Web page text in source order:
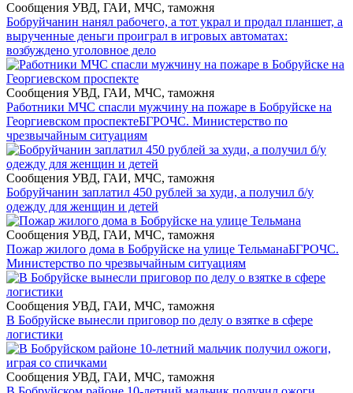
Сообщения УВД, ГАИ, МЧС, таможня
Бобруйчанин нанял рабочего, а тот украл и продал планшет, а
вырученные деньги проиграл в игровых автоматах:
возбуждено уголовное дело
Сообщения УВД, ГАИ, МЧС, таможня
Работники МЧС спасли мужчину на пожаре в Бобруйске на
Георгиевском проспектеБГРОЧС. Министерство по
чрезвычайным ситуациям
Сообщения УВД, ГАИ, МЧС, таможня
Бобруйчанин заплатил 450 рублей за худи, а получил б/у
одежду для женщин и детей
Сообщения УВД, ГАИ, МЧС, таможня
Пожар жилого дома в Бобруйске на улице ТельманаБГРОЧС.
Министерство по чрезвычайным ситуациям
Сообщения УВД, ГАИ, МЧС, таможня
В Бобруйске вынесли приговор по делу о взятке в сфере
логистики
Сообщения УВД, ГАИ, МЧС, таможня